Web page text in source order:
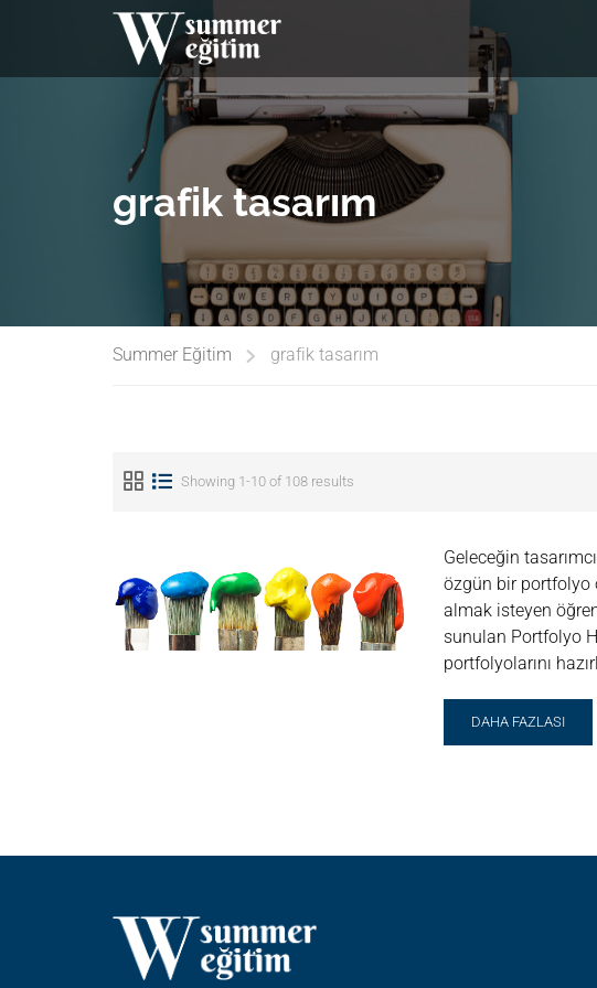
grafik tasarım
Summer Eğitim grafik tasarım
Showing 1-10 of 108 results
Geleceğin
özgün bir portfolyo
almak isteyen
sunulan Portfolyo
portfolyolarını
READ
MORE
OKULU
DAHA FAZLASI